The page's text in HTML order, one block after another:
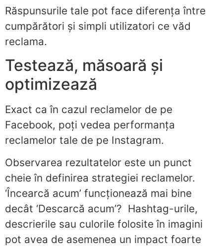
Răspunsurile tale pot face diferența între
cumpărători și simpli utilizatori ce văd
reclama.
Testează, măsoară și
optimizează
Exact ca în cazul reclamelor de pe
Facebook, poți vedea performanța
reclamelor tale de pe Instagram.
Observarea rezultatelor este un punct
cheie în definirea strategiei reclamelor.
‘Încearcă acum’ funcționează mai bine
decât ‘Descarcă acum’? Hashtag-urile,
descrierile sau culorile folosite în imagini
pot avea de asemenea un impact foarte